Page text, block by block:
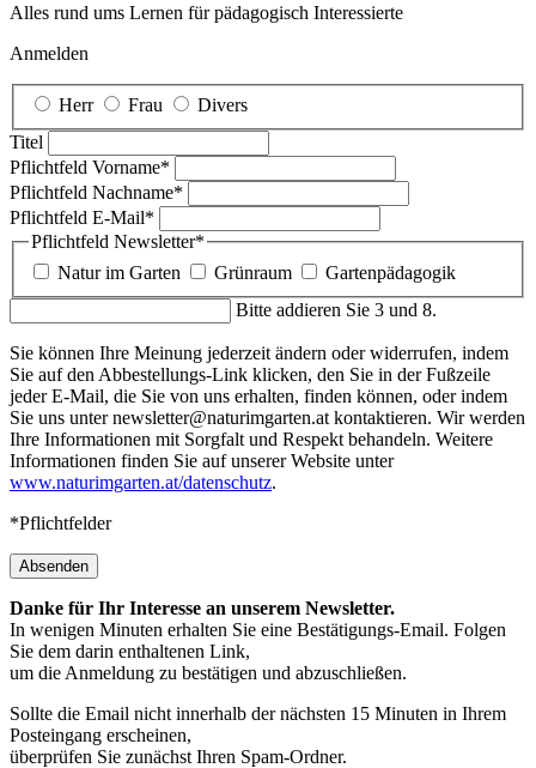
Alles rund ums Lernen für pädagogisch Interessierte
Anmelden
Herr Frau
Divers
Titel
Pflichtfeld Vorname*
Pflichtfeld Nachname*
Pflichtfeld E-Mail*
Pflichtfeld Newsletter*
Natur im Garten
Grünraum
Gartenpädagogik
Bitte addieren Sie 3 und 8.
Sie können Ihre Meinung jederzeit ändern oder widerrufen, indem
Sie auf den Abbestellungs-Link klicken, den Sie in der Fußzeile
jeder E-Mail, die Sie von uns erhalten, finden können, oder indem
Sie uns unter newsletter@naturimgarten.at kontaktieren. Wir werden
Ihre Informationen mit Sorgfalt und Respekt behandeln. Weitere
Informationen finden Sie auf unserer Website unter
www.naturimgarten.at/datenschutz.
*Pflichtfelder
Absenden
Danke für Ihr Interesse an unserem Newsletter.
In wenigen Minuten erhalten Sie eine Bestätigungs-Email. Folgen
Sie dem darin enthaltenen Link,
um die Anmeldung zu bestätigen und abzuschließen.
Sollte die Email nicht innerhalb der nächsten 15 Minuten in Ihrem
Posteingang erscheinen,
überprüfen Sie zunächst Ihren Spam-Ordner.